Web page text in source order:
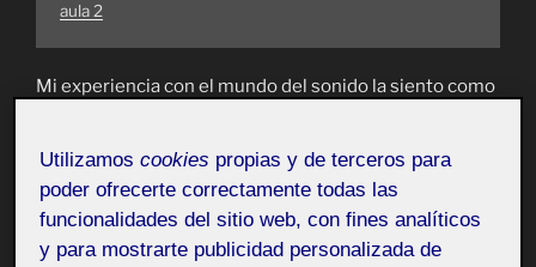
aula 2
Mi experiencia con el mundo del sonido la siento como
importante que los colores o las imágenes que son
consideradas primeras experiencias o impulsos
sensoriales mas importantes.
Utilizamoscookies propias y de terceros para
poder ofrecerte correctamente todas las
funcionalidades del sitio web, con fines analíticos
y para mostrarte publicidad personalizada de